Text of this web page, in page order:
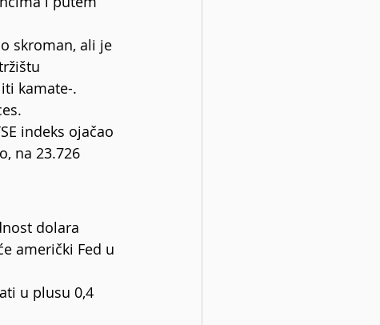
skroman, ali je
kamate-.
indeks ojačao
na 23.726
dolara
američki Fed u
u plusu 0,4